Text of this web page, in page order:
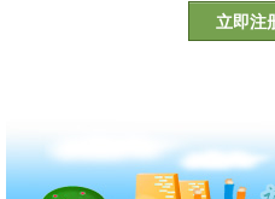
立即注